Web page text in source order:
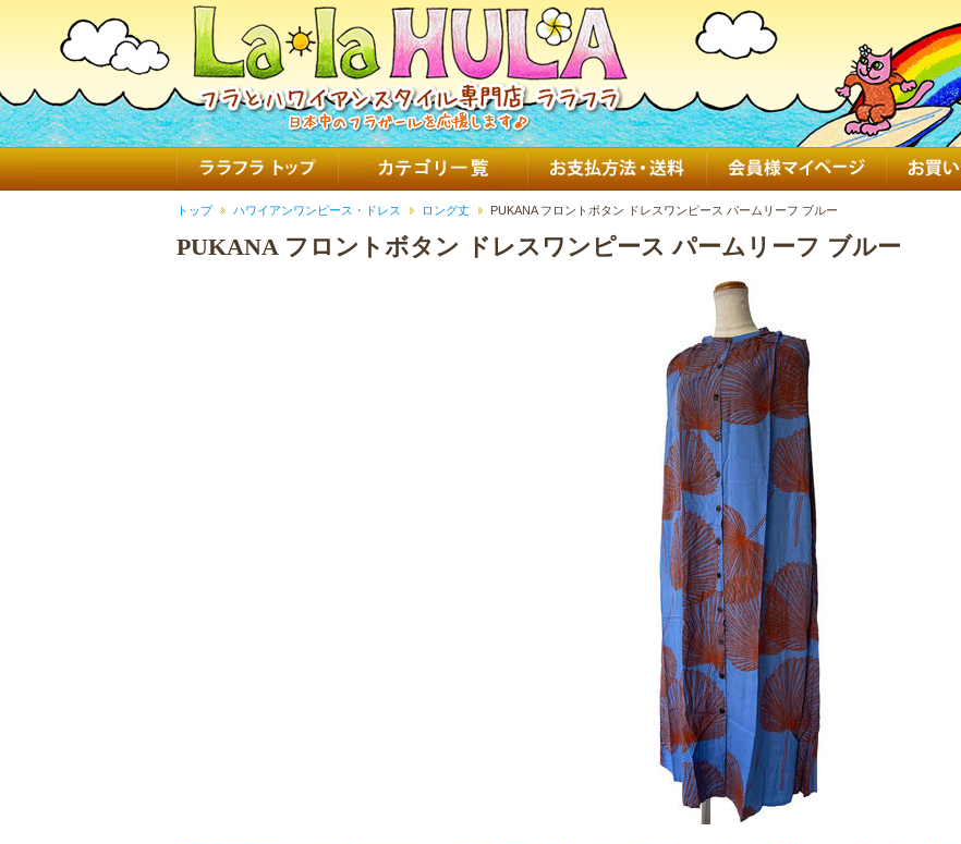
トップ ハワイアンワンピース・ドレス ロング丈 PUKANA フロントボタン ドレスワンピース パームリーフ ブルー
PUKANA フロントボタン ドレスワンピース パームリーフ ブルー